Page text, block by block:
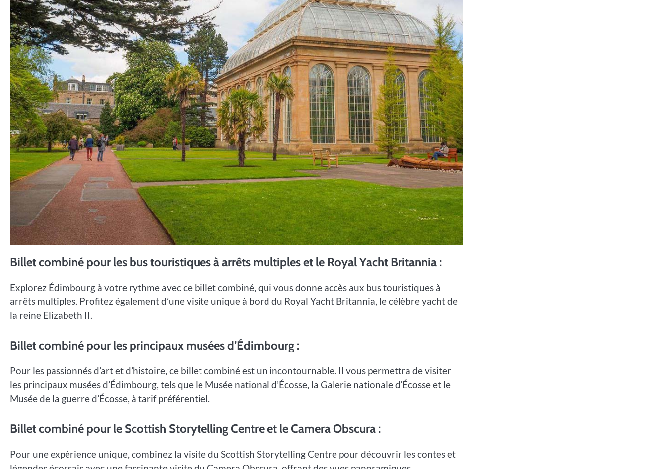
Billet combiné pour les bus touristiques à arrêts multiples et le Royal Yacht Britannia :
Explorez Édimbourg à votre rythme avec ce billet combiné, qui vous donne accès aux bus touristiques à
arrêts multiples. Profitez également d’une visite unique à bord du Royal Yacht Britannia, le célèbre yacht de
la reine Elizabeth II.
Billet combiné pour les principaux musées d’Édimbourg :
Pour les passionnés d’art et d’histoire, ce billet combiné est un incontournable. Il vous permettra de visiter
les principaux musées d’Édimbourg, tels que le Musée national d’Écosse, la Galerie nationale d’Écosse et le
Musée de la guerre d’Écosse, à tarif préférentiel.
Billet combiné pour le Scottish Storytelling Centre et le Camera Obscura :
Pour une expérience unique, combinez la visite du Scottish Storytelling Centre pour découvrir les contes et